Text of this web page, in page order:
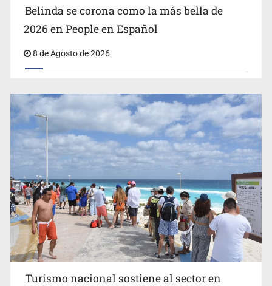
EU reanudará este sábado inspecciones de aguacate en
Michoacán
Belinda se corona como la más bella de
2026 en People en Español
8 de Agosto de 2026
Turismo nacional sostiene al sector en